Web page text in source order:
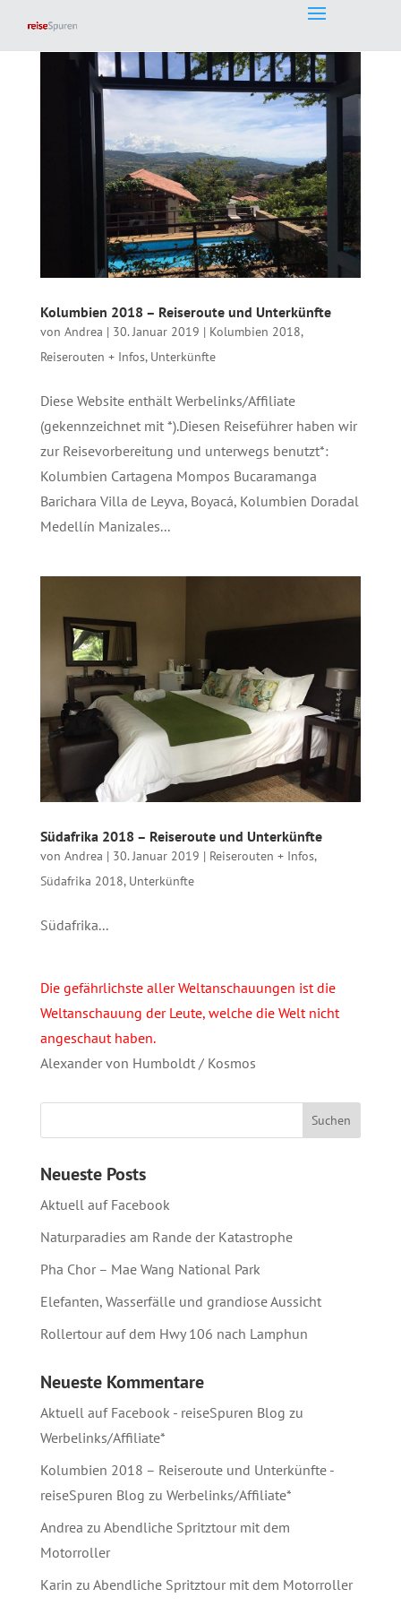
Kolumbien 2018 – Reiseroute und Unterkünfte
von Andrea | 30. Januar 2019 | Kolumbien 2018,
Reiserouten + Infos, Unterkünfte
Diese Website enthält Werbelinks/Affiliate
(gekennzeichnet mit *).Diesen Reiseführer haben wir
zur Reisevorbereitung und unterwegs benutzt*:
Kolumbien Cartagena Mompos Bucaramanga
Barichara Villa de Leyva, Boyacá, Kolumbien Doradal
Medellín Manizales...
Südafrika 2018 – Reiseroute und Unterkünfte
von Andrea | 30. Januar 2019 | Reiserouten + Infos,
Südafrika 2018, Unterkünfte
Südafrika...
Die gefährlichste aller Weltanschauungen ist die
Weltanschauung der Leute, welche die Welt nicht
angeschaut haben.
Alexander von Humboldt / Kosmos
Neueste Posts
Aktuell auf Facebook
Naturparadies am Rande der Katastrophe
Pha Chor – Mae Wang National Park
Elefanten, Wasserfälle und grandiose Aussicht
Rollertour auf dem Hwy 106 nach Lamphun
Neueste Kommentare
Aktuell auf Facebook - reiseSpuren Blog zu
Werbelinks/Affiliate*
Kolumbien 2018 – Reiseroute und Unterkünfte -
reiseSpuren Blog zu Werbelinks/Affiliate*
Andrea zu Abendliche Spritztour mit dem
Motorroller
Karin zu Abendliche Spritztour mit dem Motorroller